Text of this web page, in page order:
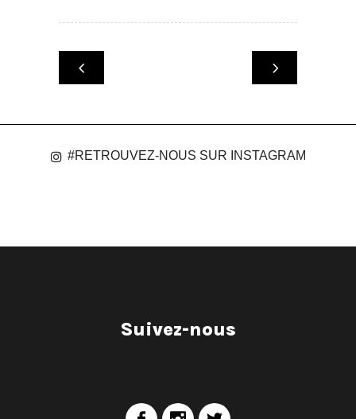
#RETROUVEZ-NOUS SUR INSTAGRAM
Suivez-nous